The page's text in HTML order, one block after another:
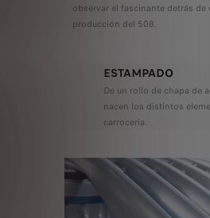
observar el fascinante detrás de
producción del 508.
ESTAMPADO
De un rollo de chapa de
nacen los distintos
carrocería.